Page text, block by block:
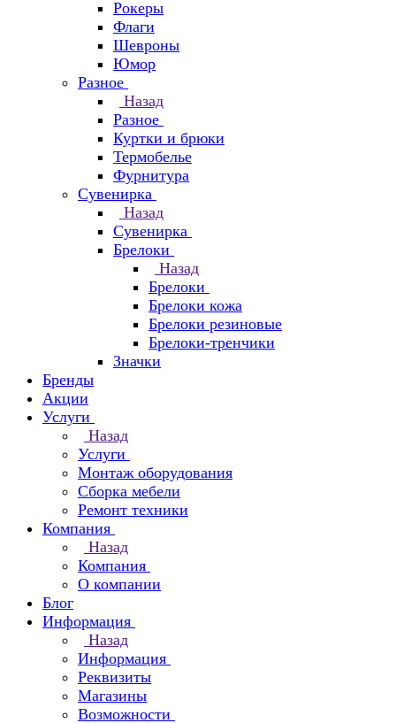
Рокеры
Флаги
Шевроны
Юмор
Разное
Назад
Разное
Куртки и брюки
Термобелье
Фурнитура
Сувенирка
Назад
Сувенирка
Брелоки
Назад
Брелоки
Брелоки кожа
Брелоки резиновые
Брелоки-тренчики
Значки
Бренды
Акции
Услуги
Назад
Услуги
Монтаж оборудования
Сборка мебели
Ремонт техники
Компания
Назад
Компания
О компании
Блог
Информация
Назад
Информация
Реквизиты
Магазины
Возможности